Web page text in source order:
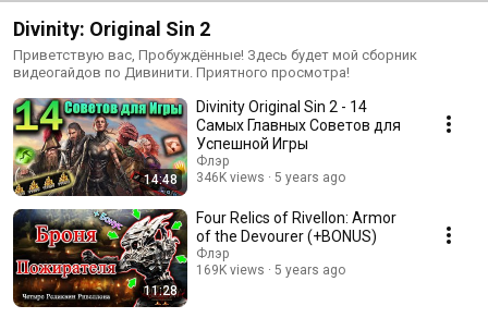
Divinity: Original Sin 2
Приветствую вас, Пробуждённые! Здесь будет мой сборник
видеогайдов по Дивинити. Приятного просмотра!
14:48
Divinity Original Sin 2 - 14
Самых Главных Советов для
Успешной Игры
Флэр
346K views
5 years ago
11:28
Four Relics of Rivellon: Armor
of the Devourer (+BONUS)
Флэр
169K views
5 years ago